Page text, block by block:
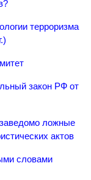
терроризма
закон РФ от
заведомо ложные
актов
словами